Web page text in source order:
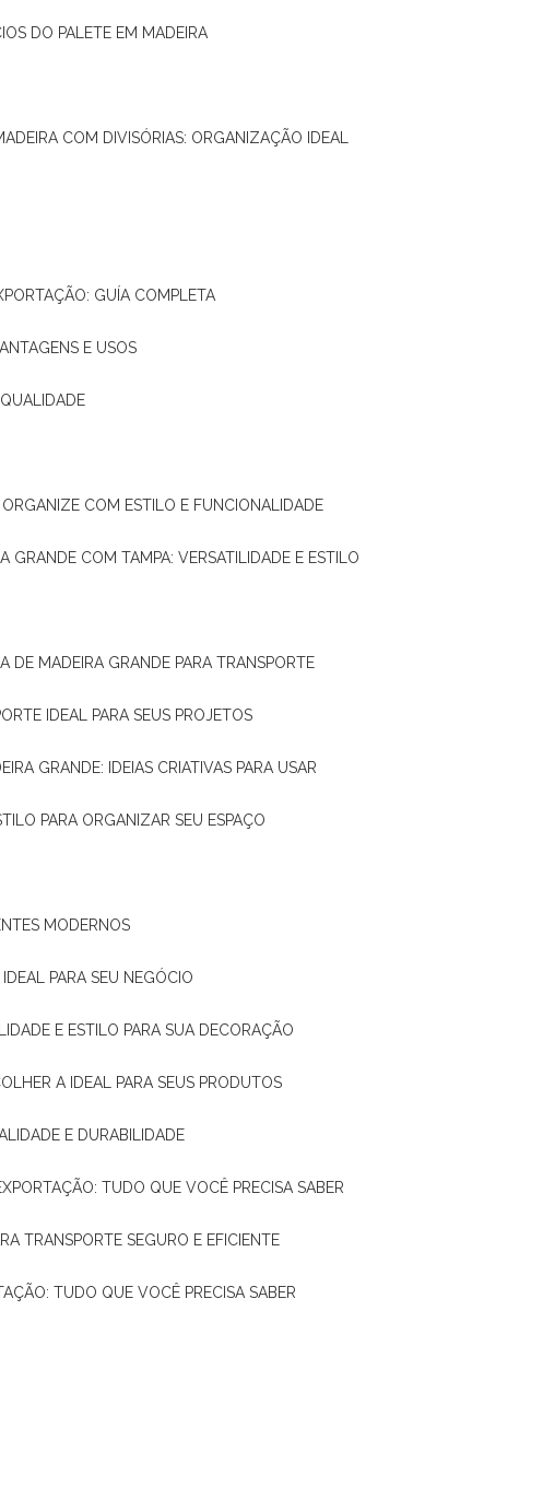
DO PALETE EM MADEIRA
COM DIVISÓRIAS: ORGANIZAÇÃO IDEAL
GUÍA COMPLETA
E USOS
COM ESTILO E FUNCIONALIDADE
GRANDE COM TAMPA: VERSATILIDADE E ESTILO
DE MADEIRA GRANDE PARA TRANSPORTE
IDEAL PARA SEUS PROJETOS
GRANDE: IDEIAS CRIATIVAS PARA USAR
PARA ORGANIZAR SEU ESPAÇO
MODERNOS
PARA SEU NEGÓCIO
E ESTILO PARA SUA DECORAÇÃO
A IDEAL PARA SEUS PRODUTOS
E DURABILIDADE
TUDO QUE VOCÊ PRECISA SABER
TRANSPORTE SEGURO E EFICIENTE
TUDO QUE VOCÊ PRECISA SABER